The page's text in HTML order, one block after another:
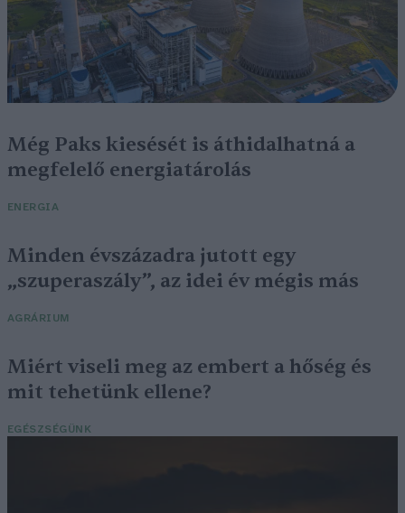
Még Paks kiesését is áthidalhatná a
megfelelő energiatárolás
ENERGIA
Minden évszázadra jutott egy
„szuperaszály”, az idei év mégis más
AGRÁRIUM
Miért viseli meg az embert a hőség és
mit tehetünk ellene?
EGÉSZSÉGÜNK